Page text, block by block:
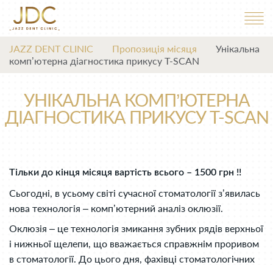
JAZZ DENT CLINIC Пропозиція місяця
Унікальна
комп’ютерна діагностика прикусу T-SCAN
УНІКАЛЬНА КОМП’ЮТЕРНА
ДІАГНОСТИКА ПРИКУСУ T-SCAN
Тільки до кінця місяця вартість всього – 1500 грн !!
Сьогодні, в усьому світі сучасної стоматології з’явилась
нова технологія – комп’ютерний аналіз оклюзії.
Оклюзія – це технологія змикання зубних рядів верхньої
і нижньої щелепи, що вважається справжнім проривом
в стоматології. До цього дня, фахівці стоматологічних